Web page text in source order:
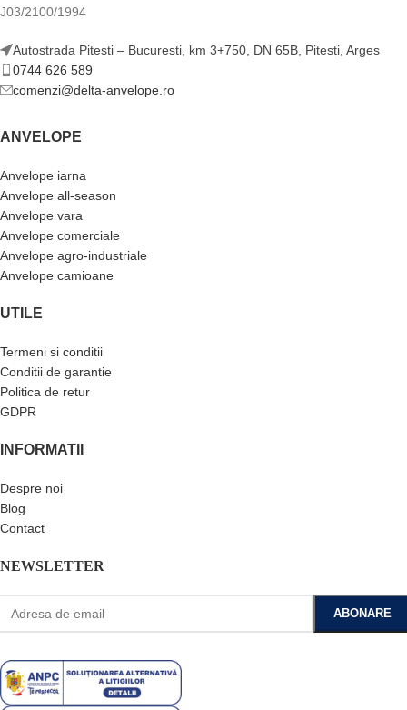
J03/2100/1994
Autostrada Pitesti – Bucuresti, km 3+750, DN 65B, Pitesti, Arges
0744 626 589
comenzi@delta-anvelope.ro
ANVELOPE
Anvelope iarna
Anvelope all-season
Anvelope vara
Anvelope comerciale
Anvelope agro-industriale
Anvelope camioane
UTILE
Termeni si conditii
Conditii de garantie
Politica de retur
GDPR
INFORMATII
Despre noi
Blog
Contact
NEWSLETTER